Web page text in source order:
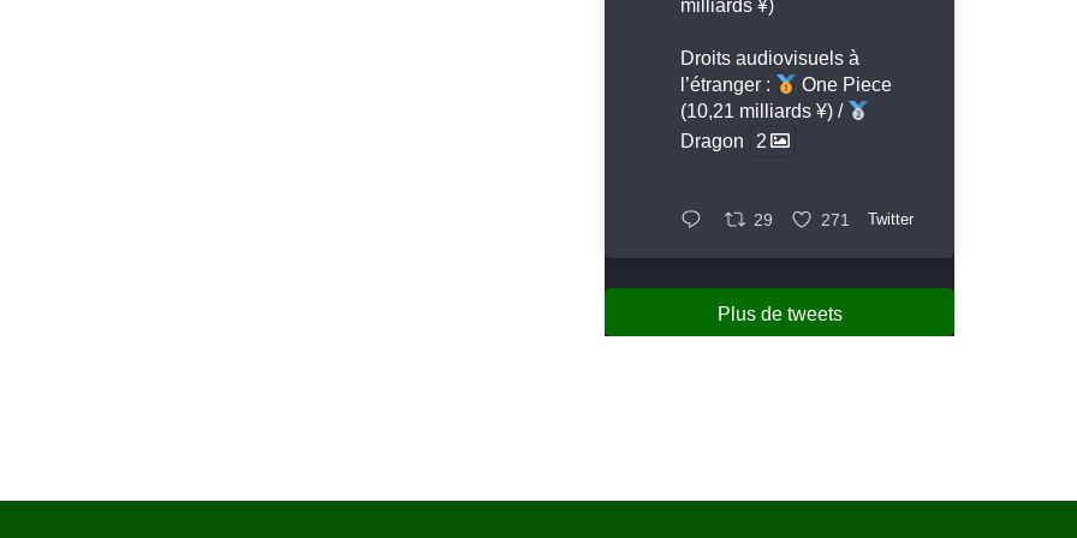
milliards ¥)
Droits audiovisuels à
l’étranger :
One Piece
(10,21 milliards ¥) /
Dragon
2
29 271 Twitter
Plus de tweets